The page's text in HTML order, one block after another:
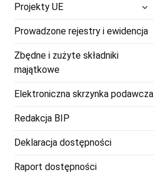
Projekty UE
potomne
Prowadzone rejestry i ewidencja
Zbędne i zużyte składniki
majątkowe
Elektroniczna skrzynka podawcza
Redakcja BIP
Deklaracja dostępności
Raport dostępności